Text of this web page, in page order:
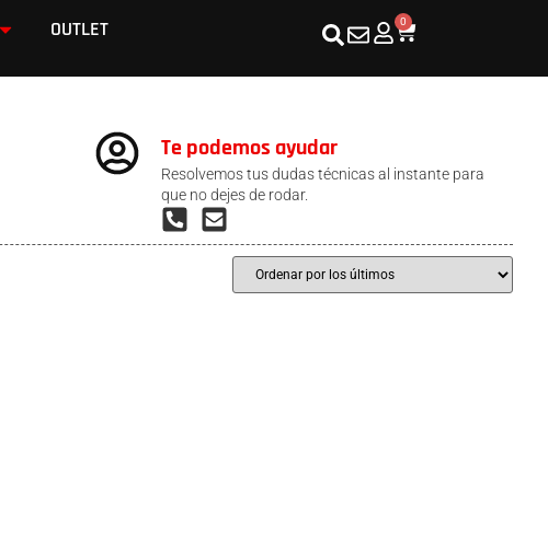
OUTLET 0
Te podemos ayudar
Resolvemos tus dudas técnicas al instante para
que no dejes de rodar.